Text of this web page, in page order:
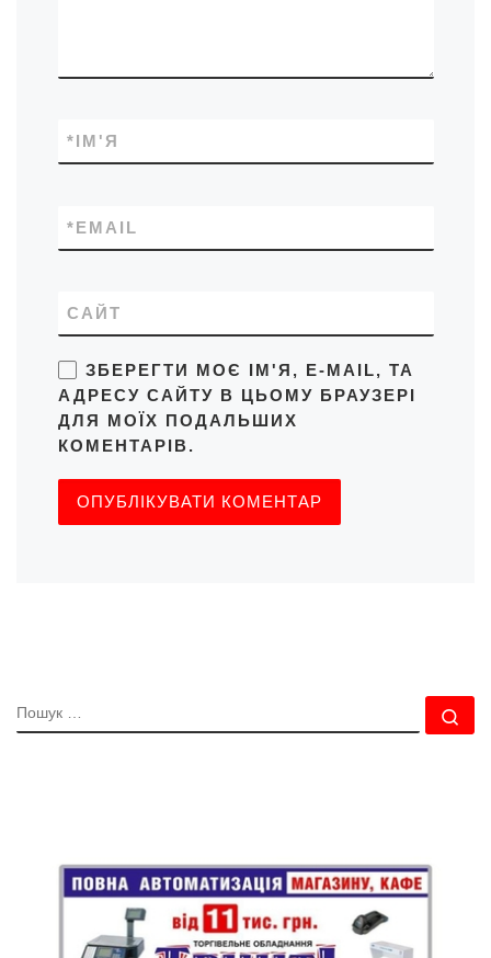
ІМ'Я
*
EMAIL
*
САЙТ
ЗБЕРЕГТИ МОЄ ІМ'Я, E-MAIL, ТА
АДРЕСУ САЙТУ В ЦЬОМУ БРАУЗЕРІ
ДЛЯ МОЇХ ПОДАЛЬШИХ
КОМЕНТАРІВ.
ПОШУК